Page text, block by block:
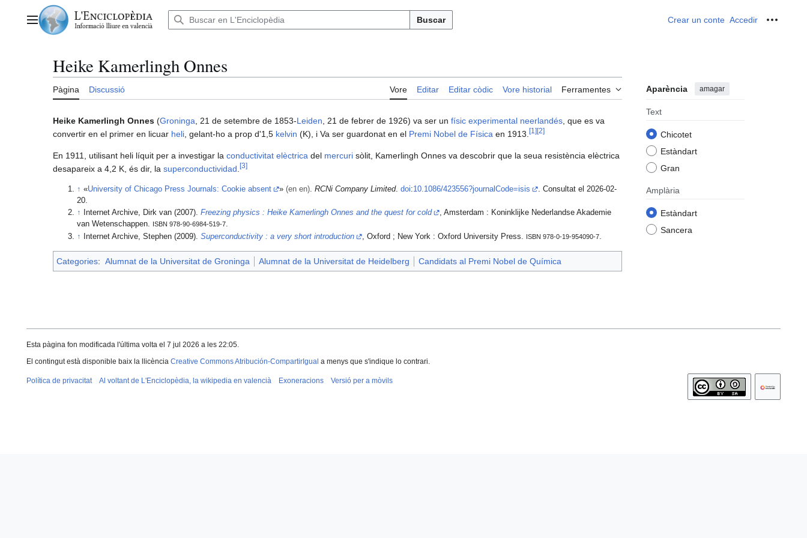
contingutMenú principal Buscar Crear un conte Accedir
Heike Kamerlingh Onnes
Pàgina Discussió Vore Editar Editar còdic Vore historial Ferramentes Aparència amagar
Text
Chicotet
Estàndart
Gran
Amplària
Estàndart
Sancera
Heike Kamerlingh Onnes (Groninga , 21 de setembre de 1853-Leiden , 21 de febrer de 1926) va ser un físic experimental neerlandés , que es va
convertir en el primer en licuar heli , gelant-ho a prop d'1,5 kelvin (K), i Va ser guardonat en el Premi Nobel de Física en 1913. [1 ] [2]
En 1911, utilisant heli líquit per a investigar la conductivitat elèctrica del mercuri sòlit, Kamerlingh Onnes va descobrir que la seua resistència elèctrica
desapareix a 4,2 K, és dir, la superconductividad [3]
↑ «University of Chicago Press Journals: Cookie absent » (en en). RCNi Company Limited. doi:10.1086/423556?journalCode=isis
. Consultat el 2026-02-
20.
↑
Internet Archive, Dirk van (2007). Freezing physics : Heike Kamerlingh Onnes and the quest for cold
, Amsterdam : Koninklijke Nederlandse Akademie
van Wetenschappen.
ISBN 978-90-6984-519-7.
↑
Internet Archive, Stephen (2009). Superconductivity : a very short introduction , Oxford ; New York : Oxford University Press. ISBN 978-0-19-954090-7.
Categories: Alumnat de la Universitat de Groninga Alumnat de la Universitat de Heidelberg Candidats al Premi Nobel de Química
Esta pàgina fon modificada l'última volta el 7 jul 2026 a les 22:05.
El contingut està disponible baix la llicència Creative Commons Atribución-CompartirIgual a menys que s'indique lo contrari.
Política de privacitat Al voltant de L'Enciclopèdia, la wikipedia en valencià Exoneracions Versió per a mòvils